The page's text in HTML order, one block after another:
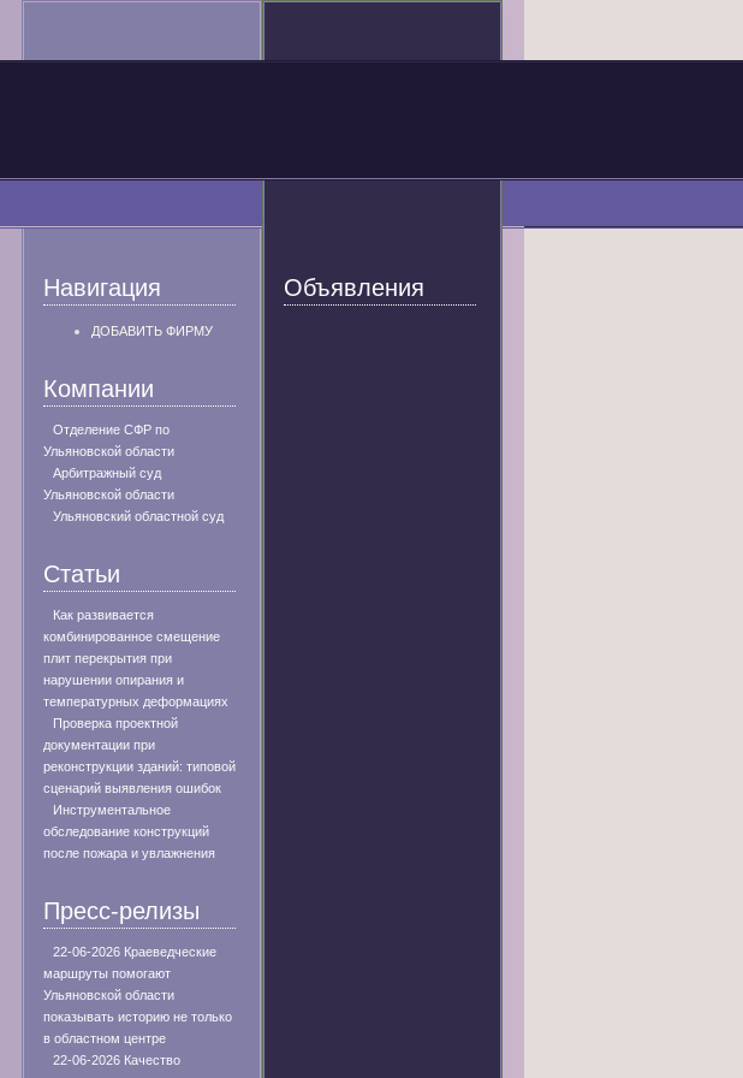
Навигация
ДОБАВИТЬ ФИРМУ
Компании
Отделение СФР по
Ульяновской области
Арбитражный суд
Ульяновской области
Ульяновский областной суд
Статьи
Как развивается
комбинированное смещение
плит перекрытия при
нарушении опирания и
температурных деформациях
Проверка проектной
документации при
реконструкции зданий: типовой
сценарий выявления ошибок
Инструментальное
обследование конструкций
после пожара и увлажнения
Пресс-релизы
22-06-2026 Краеведческие
маршруты помогают
Ульяновской области
показывать историю не только
в областном центре
22-06-2026 Качество
Объявления